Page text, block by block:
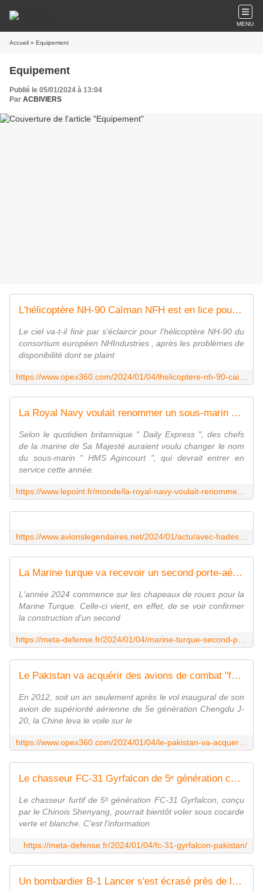
MENU
Accueil » Equipement
Equipement
Publié le 05/01/2024 à 13:04
Par ACBIVIERS
L'hélicoptère NH-90 Caïman NFH est en lice pour remplacer les Lynx de la marine sud-coréenne - Zone Militaire
Le ciel va-t-il finir par s'éclaircir pour l'hélicoptère NH-90 du
consortium européen NHIndustries , après les problèmes de
disponibilité dont se plaint
La Royal Navy voulait renommer un sous-marin pour ne pas " contrarier les Français "
Selon le quotidien britannique " Daily Express ", des chefs
de la marine de Sa Majesté auraient voulu changer le nom
du sous-marin " HMS Agincourt ", qui devrait entrer en
service cette année.
La Marine turque va recevoir un second porte-aéronefs, elle...
L'année 2024 commence sur les chapeaux de roues pour la
Marine Turque. Celle-ci vient, en effet, de se voir confirmer
la construction d'un second
Le Pakistan va acquérir des avions de combat "furtifs" FC-31 "Gyrfalcon" auprès de la Chine - Zone Militaire
En 2012, soit un an seulement après le vol inaugural de son
avion de supériorité aérienne de 5e génération Chengdu J-
20, la Chine leva le voile sur le
Le chasseur FC-31 Gyrfalcon de 5ᵉ génération chinois bientôt au Pakistan ?
Le chasseur furtif de 5ᵉ génération FC-31 Gyrfalcon, conçu
par le Chinois Shenyang, pourrait bientôt voler sous cocarde
verte et blanche. C'est l'information
https://meta-defense.fr/2024/01/04/fc-31-gyrfalcon-pakistan/
Un bombardier B-1 Lancer s'est écrasé près de la base d'Ellsworth, dans le Dakota du Sud - Zone Militaire